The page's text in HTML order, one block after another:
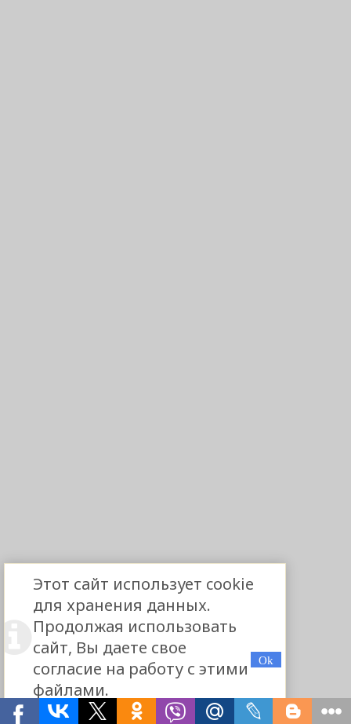
Этот сайт использует cookie
для хранения данных.
Продолжая использовать
сайт, Вы даете свое
согласие на работу с этими
файлами.